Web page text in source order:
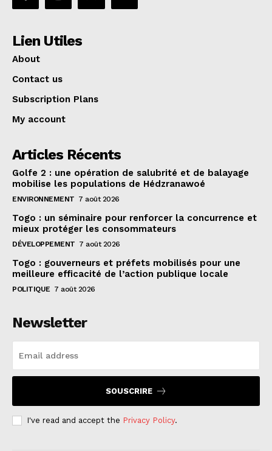
Lien Utiles
About
Contact us
Subscription Plans
My account
Articles Récents
Golfe 2 : une opération de salubrité et de balayage
mobilise les populations de Hédzranawoé
ENVIRONNEMENT 7 août 2026
Togo : un séminaire pour renforcer la concurrence et
mieux protéger les consommateurs
DÉVELOPPEMENT 7 août 2026
Togo : gouverneurs et préfets mobilisés pour une
meilleure efficacité de l’action publique locale
POLITIQUE 7 août 2026
Newsletter
SOUSCRIRE
I've read and accept the Privacy Policy.